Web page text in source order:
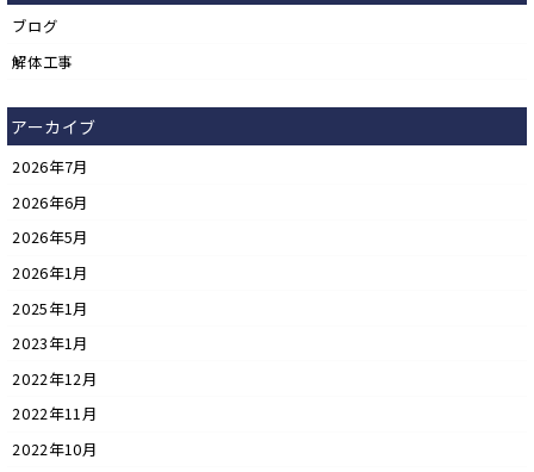
ブログ
解体工事
アーカイブ
2026年7月
2026年6月
2026年5月
2026年1月
2025年1月
2023年1月
2022年12月
2022年11月
2022年10月